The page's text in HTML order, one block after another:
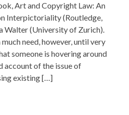
Art and Copyright Law: An
Interpictoriality (Routledge,
Walter (University of Zurich).
need, however, until very
someone is hovering around
account of the issue of
existing […]